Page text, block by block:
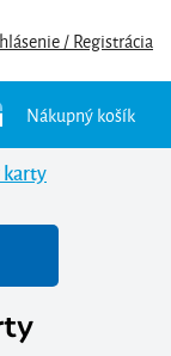
/ Registrácia
Nákupný košík
karty